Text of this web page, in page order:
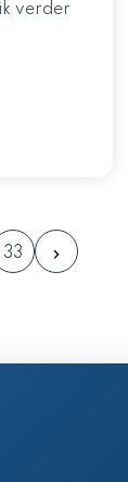
verder
33